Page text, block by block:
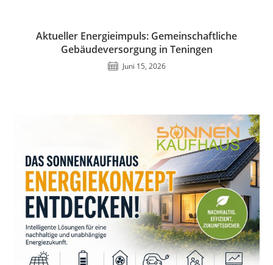
Aktueller Energieimpuls: Gemeinschaftliche
Gebäudeversorgung in Teningen
Juni 15, 2026